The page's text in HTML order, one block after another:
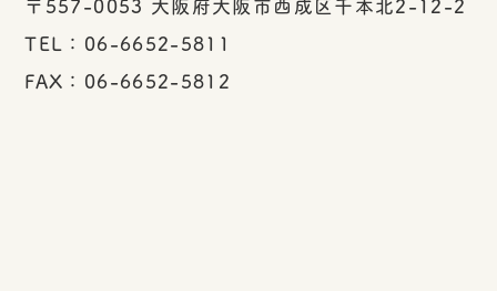
〒557-0053 大阪府大阪市西成区千本北2-12-2
TEL：06-6652-5811
FAX：06-6652-5812